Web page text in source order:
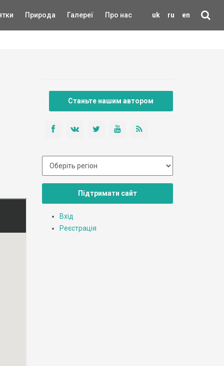
uk ru en
Природа Галереї Про нас
Станьте нашим автором
Підтримати сайт
Вхід
Реєстрація